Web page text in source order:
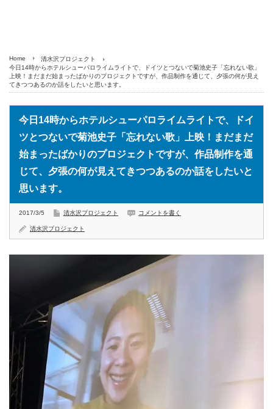
Home
清水沢プロジェクト
今日14時からホテルシューパロライムライトで、ドイツとつないで菊池史子「忘れない歌」
上映！まだまだ始まったばかりのプロジェクトですが、作品制作を通じて、夕張の何が見え
てきつつあるのか話をしたいと思います。
今日14時からホテルシューパロライムライトで、ドイ
ツとつないで菊池史子「忘れない歌」上映！まだまだ
始まったばかりのプロジェクトですが、作品制作を通
じて、夕張の何が見えてきつつあるのか話をしたいと
思います。
2017/3/5 清水沢プロジェクト コメントを書く
清水沢プロジェクト